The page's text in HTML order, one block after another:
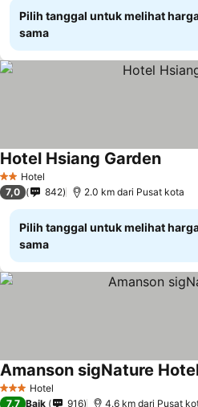
Pilih tanggal untuk melihat
sama
2 Bintang
Hotel
Hotel Hsiang GardenLihat
7,0 842 2.0 km dari Pusat kota
Pilih tanggal untuk melihat
sama
3 BintangHotel
Amanson sigNature
7,7 Baik 916 4.6 km dari Pusat